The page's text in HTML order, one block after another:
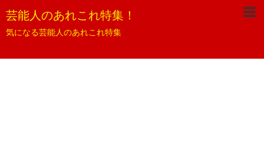
芸能人のあれこれ特集！
気になる芸能人のあれこれ特集